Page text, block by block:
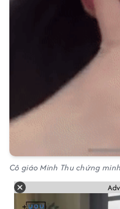
Cô giáo Minh Thu chứng